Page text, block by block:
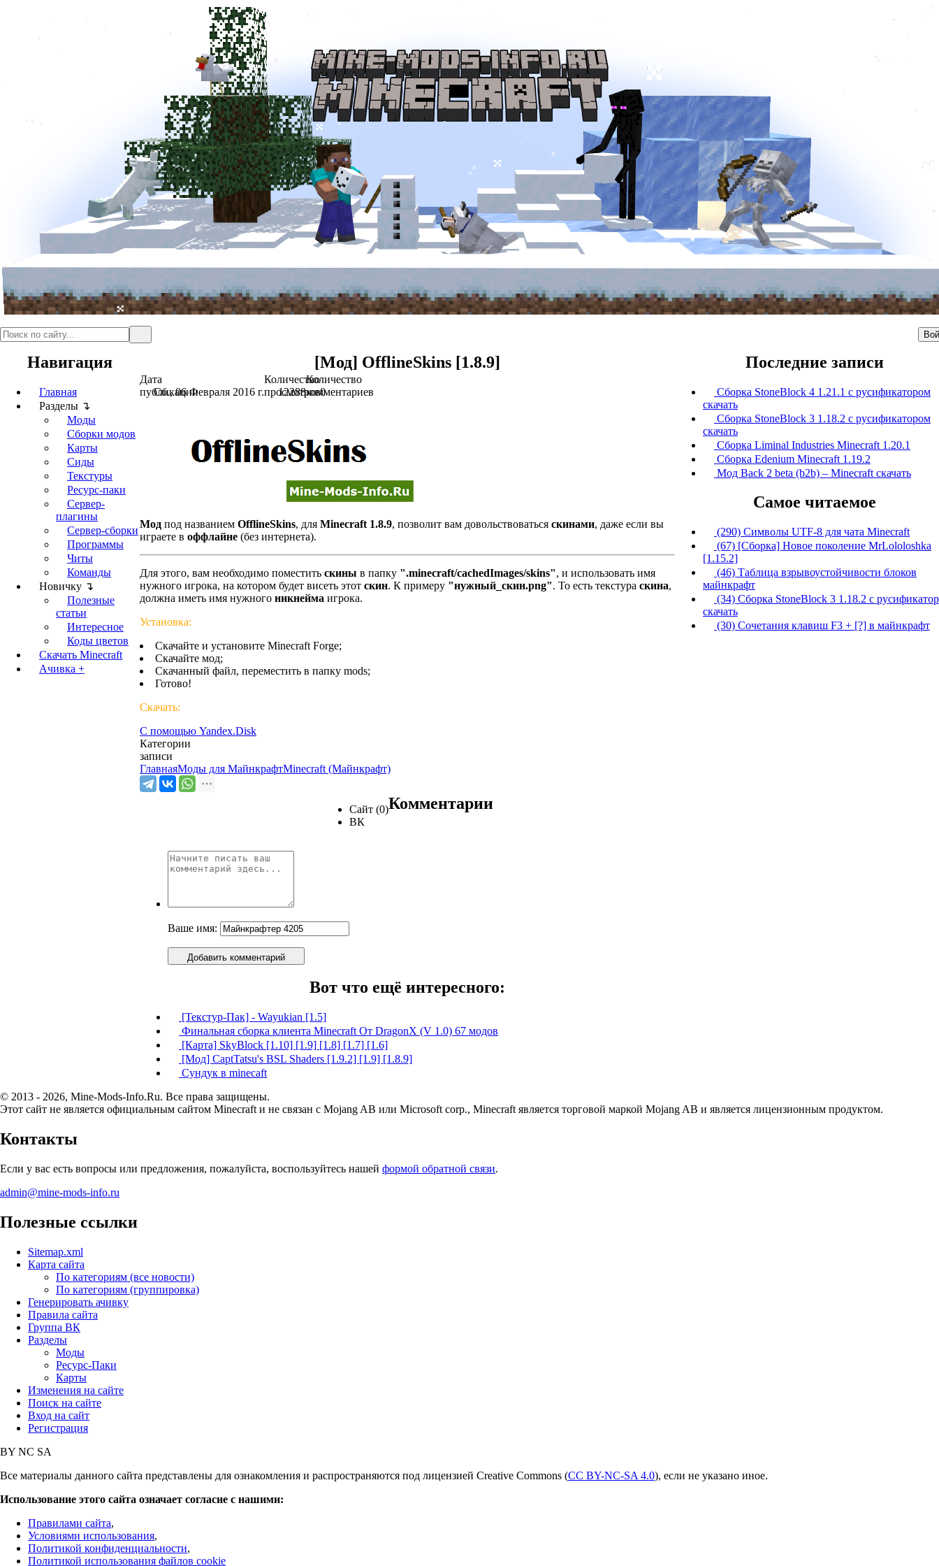
Навигация
Главная
Разделы ↴
Моды
Сборки модов
Карты
Сиды
Текстуры
Ресурс-паки
Сервер-
плагины
Сервер-сборки
Программы
Читы
Команды
Новичку ↴
Полезные
статьи
Интересное
Коды цветов
Скачать Minecraft
Ачивка +
[Мод] OfflineSkins [1.8.9]
Дата
публикации
Сб., 06 Февраля 2016 г.
Количество
просмотров
12288
Количество
комментариев
0
Мод под названием OfflineSkins, для Minecraft 1.8.9, позволит вам довольствоваться скинами, даже если вы
играете в оффлайне (без интернета).
Для этого, вам необходимо поместить скины в папку ".minecraft/cachedImages/skins", и использовать имя
нужного игрока, на котором будет висеть этот скин. К примеру "нужный_скин.png". То есть текстура скина,
должна иметь имя нужного никнейма игрока.
Установка:
Скачайте и установите Minecraft Forge;
Скачайте мод;
Скачанный файл, переместить в папку mods;
Готово!
Скачать:
С помощью Yandex.Disk
Категории
записи
ГлавнаяМоды для МайнкрафтMinecraft (Майнкрафт)
Сайт (0)
ВК
Комментарии
Ваше имя:
Добавить комментарий
Вот что ещё интересного:
[Текстур-Пак] - Wayukian [1.5]
Финальная сборка клиента Minecraft От DragonX (V 1.0) 67 модов
[Карта] SkyBlock [1.10] [1.9] [1.8] [1.7] [1.6]
[Мод] CaptTatsu's BSL Shaders [1.9.2] [1.9] [1.8.9]
Сундук в minecaft
Последние записи
Сборка StoneBlock 4 1.21.1 с русификатором
скачать
Сборка StoneBlock 3 1.18.2 с русификатором
скачать
Сборка Liminal Industries Minecraft 1.20.1
Сборка Edenium Minecraft 1.19.2
Мод Back 2 beta (b2b) – Minecraft скачать
Самое читаемое
(290) Символы UTF-8 для чата Minecraft
(67) [Сборка] Новое поколение MrLololoshka
[1.15.2]
(46) Таблица взрывоустойчивости блоков
майнкрафт
(34) Сборка StoneBlock 3 1.18.2 с
скачать
(30) Сочетания клавиш F3 + [?] в майнкрафт
© 2013 - 2026, Mine-Mods-Info.Ru. Все права защищены.
Этот сайт не является официальным сайтом Minecraft и не связан с Mojang AB или Microsoft corp., Minecraft является торговой маркой Mojang AB и является лицензионным продуктом.
Контакты
Если у вас есть вопросы или предложения, пожалуйста, воспользуйтесь нашей формой обратной связи.
admin@mine-mods-info.ru
Полезные ссылки
Sitemap.xml
Карта сайта
По категориям (все новости)
По категориям (группировка)
Генерировать ачивку
Правила сайта
Группа ВК
Разделы
Моды
Ресурс-Паки
Карты
Изменения на сайте
Поиск на сайте
Вход на сайт
Регистрация
BY NC SA
Все материалы данного сайта представлены для ознакомления и распространяются под лицензией Creative Commons (CC BY-NC-SA 4.0), если не указано иное.
Использование этого сайта означает согласие с нашими:
Правилами сайта,
Условиями использования,
Политикой конфиденциальности,
Политикой использования файлов cookie